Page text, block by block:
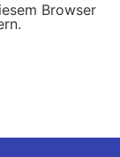
Browser